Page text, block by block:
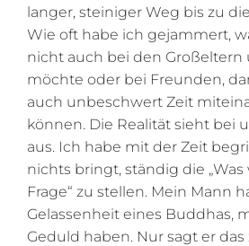
langer, steiniger Weg bis zu
Wie oft habe ich gejammert,
nicht auch bei den Großeltern
möchte oder bei Freunden,
auch unbeschwert Zeit
können. Die Realität sieht bei
aus. Ich habe mit der Zeit
nichts bringt, ständig die „Was
Frage“ zu stellen. Mein Mann
Gelassenheit eines Buddhas,
Geduld haben. Nur sagt er das